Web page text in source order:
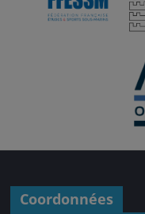
Coordonnées